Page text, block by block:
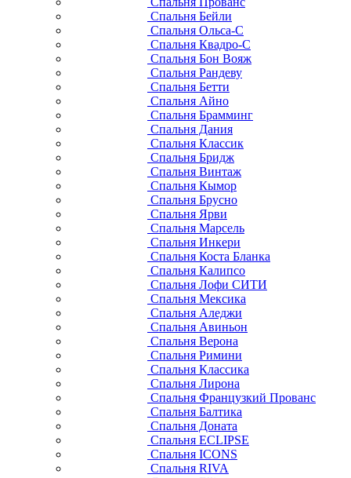
Спальня Бейли
Спальня Ольса-С
Спальня Квадро-С
Спальня Бон Вояж
Спальня Рандеву
Спальня Бетти
Спальня Айно
Спальня Брамминг
Спальня Дания
Спальня Классик
Спальня Бридж
Спальня Винтаж
Спальня Кымор
Спальня Брусно
Спальня Ярви
Спальня Марсель
Спальня Инкери
Спальня Коста Бланка
Спальня Калипсо
Спальня Лофи СИТИ
Спальня Мексика
Спальня Аледжи
Спальня Авиньон
Спальня Верона
Спальня Римини
Спальня Классика
Спальня Лирона
Спальня Французкий Прованс
Спальня Балтика
Спальня Доната
Спальня ECLIPSE
Спальня ICONS
Спальня RIVA